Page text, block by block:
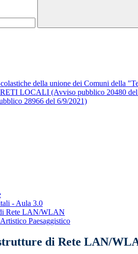
della unione dei Comuni della
LOCALI (Avviso pubblico 20480 del
28966 del 6/9/2021)
- Aula 3.0
Rete LAN/WLAN
Paesaggistico
di Rete LAN/